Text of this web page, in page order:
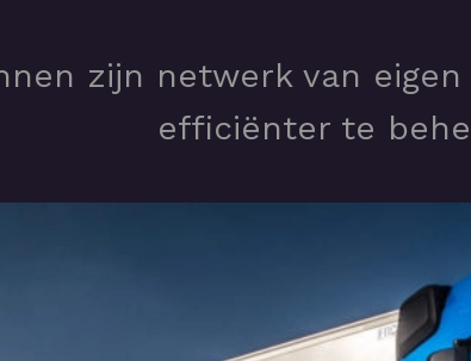
zijn netwerk van
efficiënter te